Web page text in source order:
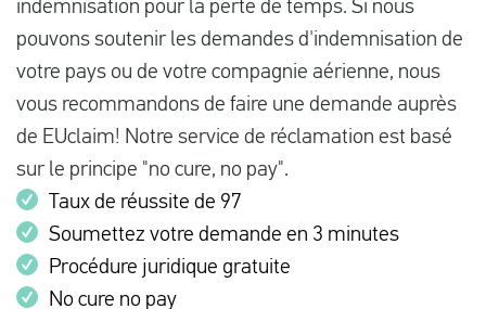
indemnisation pour la perte de temps. Si nous
pouvons soutenir les demandes d'indemnisation de
votre pays ou de votre compagnie aérienne, nous
vous recommandons de faire une demande auprès
de EUclaim! Notre service de réclamation est basé
sur le principe "no cure, no pay".
Taux de réussite de 97
Soumettez votre demande en 3 minutes
Procédure juridique gratuite
No cure no pay